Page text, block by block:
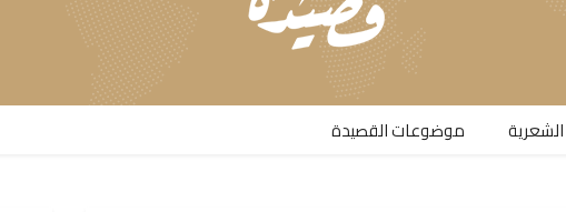
موضوعات القصيدة​